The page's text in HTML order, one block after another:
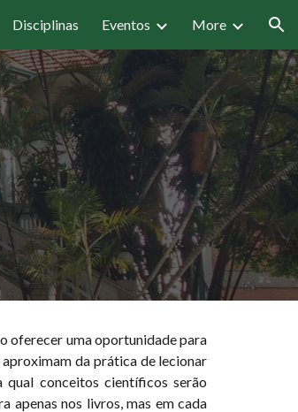
Disciplinas Eventos More
oferecer uma oportunidade para
da prática de lecionar
conceitos científicos serão
apenas nos livros, mas em cada